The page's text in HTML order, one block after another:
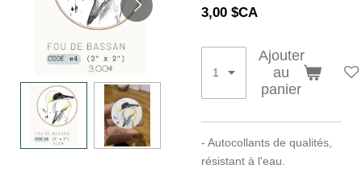
3,00 $CA
Ajouter
au
panier
- Autocollants de qualités,
résistant à l'eau.